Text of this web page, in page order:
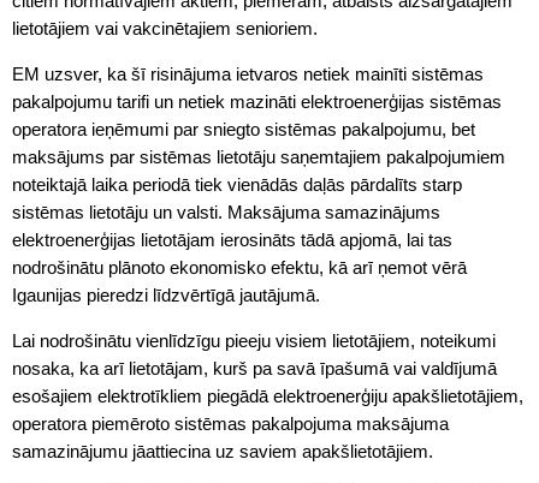
lietotājiem vai vakcinētajiem senioriem.
EM uzsver, ka šī risinājuma ietvaros netiek mainīti sistēmas
pakalpojumu tarifi un netiek mazināti elektroenerģijas sistēmas
operatora ieņēmumi par sniegto sistēmas pakalpojumu, bet
maksājums par sistēmas lietotāju saņemtajiem pakalpojumiem
noteiktajā laika periodā tiek vienādās daļās pārdalīts starp
sistēmas lietotāju un valsti. Maksājuma samazinājums
elektroenerģijas lietotājam ierosināts tādā apjomā, lai tas
nodrošinātu plānoto ekonomisko efektu, kā arī ņemot vērā
Igaunijas pieredzi līdzvērtīgā jautājumā.
Lai nodrošinātu vienlīdzīgu pieeju visiem lietotājiem, noteikumi
nosaka, ka arī lietotājam, kurš pa savā īpašumā vai valdījumā
esošajiem elektrotīkliem piegādā elektroenerģiju apakšlietotājiem,
operatora piemēroto sistēmas pakalpojuma maksājuma
samazinājumu jāattiecina uz saviem apakšlietotājiem.